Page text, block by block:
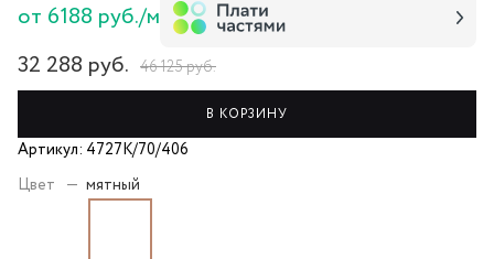
от 6188 руб./м
32 288 руб. 46 125руб.
В КОРЗИНУ
Артикул: 4727К/70/406
Цвет — мятный